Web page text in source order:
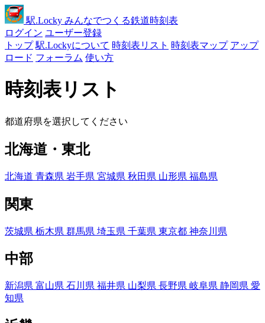
駅.Locky みんなでつくる鉄道時刻表
ログイン ユーザー登録
トップ 駅.Lockyについて 時刻表リスト 時刻表マップ アップ
ロード フォーラム 使い方
時刻表リスト
都道府県を選択してください
北海道・東北
北海道 青森県 岩手県 宮城県 秋田県 山形県 福島県
関東
茨城県 栃木県 群馬県 埼玉県 千葉県 東京都 神奈川県
中部
新潟県 富山県 石川県 福井県 山梨県 長野県 岐阜県 静岡県 愛
知県